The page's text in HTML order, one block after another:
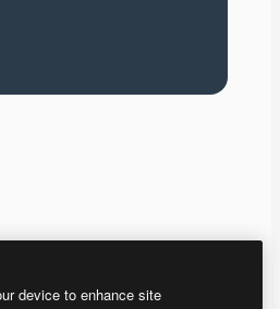
device to enhance site